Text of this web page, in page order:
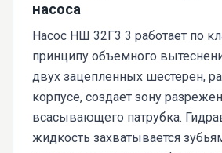
насоса
Насос НШ 32Г3 3 работает по
принципу объемного
двух зацепленных шестерен,
корпусе, создает зону
всасывающего патрубка.
жидкость захватывается